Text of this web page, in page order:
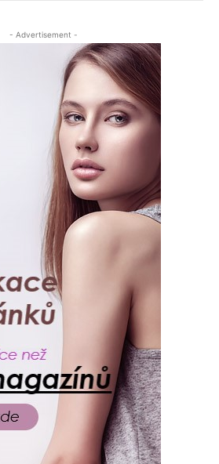
- Advertisement -